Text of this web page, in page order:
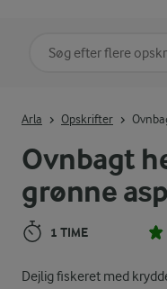
Ovnbagt
grønne
1 TIME
Dejlig fiskeret med
Arla Opskrifter
Søg på kategori